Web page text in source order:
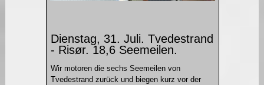
Dienstag, 31. Juli. Tvedestrand
- Risør. 18,6 Seemeilen.
Wir motoren die sechs Seemeilen von
Tvedestrand zurück und biegen kurz vor der